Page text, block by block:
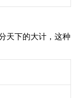
天下的大计，这种